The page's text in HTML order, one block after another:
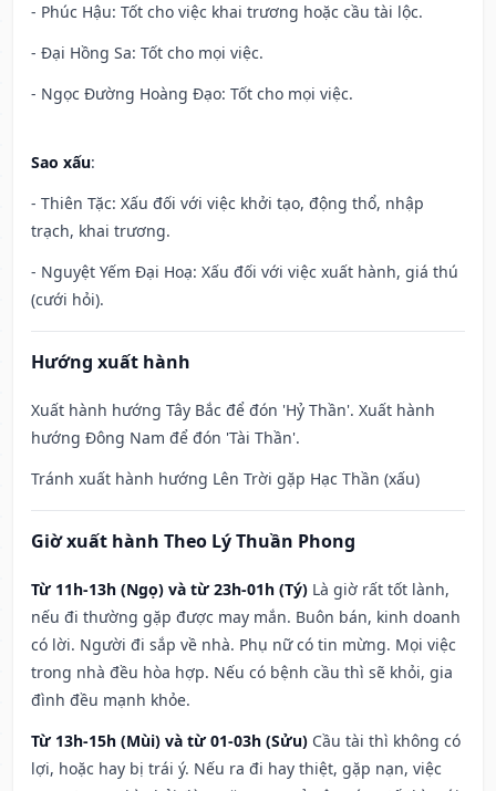
- Phúc Hậu: Tốt cho việc khai trương hoặc cầu tài lộc.
- Đại Hồng Sa: Tốt cho mọi việc.
- Ngọc Đường Hoàng Đạo: Tốt cho mọi việc.
Sao xấu:
- Thiên Tặc: Xấu đối với việc khởi tạo, động thổ, nhập
trạch, khai trương.
- Nguyệt Yếm Đại Hoạ: Xấu đối với việc xuất hành, giá thú
(cưới hỏi).
Hướng xuất hành
Xuất hành hướng Tây Bắc để đón 'Hỷ Thần'. Xuất hành
hướng Đông Nam để đón 'Tài Thần'.
Tránh xuất hành hướng Lên Trời gặp Hạc Thần (xấu)
Giờ xuất hành Theo Lý Thuần Phong
Từ 11h-13h (Ngọ) và từ 23h-01h (Tý) Là giờ rất tốt lành,
nếu đi thường gặp được may mắn. Buôn bán, kinh doanh
có lời. Người đi sắp về nhà. Phụ nữ có tin mừng. Mọi việc
trong nhà đều hòa hợp. Nếu có bệnh cầu thì sẽ khỏi, gia
đình đều mạnh khỏe.
Từ 13h-15h (Mùi) và từ 01-03h (Sửu) Cầu tài thì không có
lợi, hoặc hay bị trái ý. Nếu ra đi hay thiệt, gặp nạn, việc